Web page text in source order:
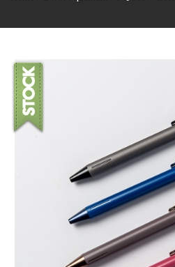
ปากกาพลาสติก
ปากกาโลหะ
ปากกาเน้นข้อความ
ปากกาตั้งโต๊ะ
ปากกา USB
ปากกาทัชสกรีน NEW
NEW
ปากกาเคมี
ปากกา Quantum NEW
สินค้าสต็อก
ผลงานสินค้า
ผลงานโรงงานปากกา
ติดต่อเรา
บทความ
เกี่ยวกับเรา